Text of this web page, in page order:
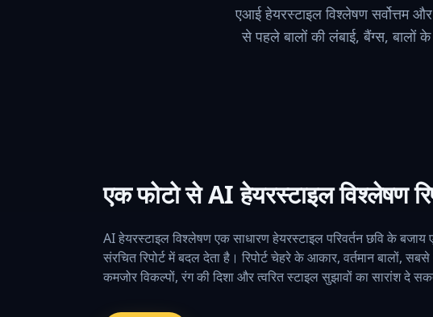
एआई हेयरस्टाइल विश्लेषण सर्वोत्तम
से पहले बालों की लंबाई, बैंग्स, बालों
एक फोटो से AI हेयरस्टाइल विश्लेषण
AI हेयरस्टाइल विश्लेषण एक साधारण हेयरस्टाइल परिवर्तन छवि के बजाय
संरचित रिपोर्ट में बदल देता है। रिपोर्ट चेहरे के आकार, वर्तमान बालों,
कमजोर विकल्पों, रंग की दिशा और त्वरित स्टाइल सुझावों का सारांश दे